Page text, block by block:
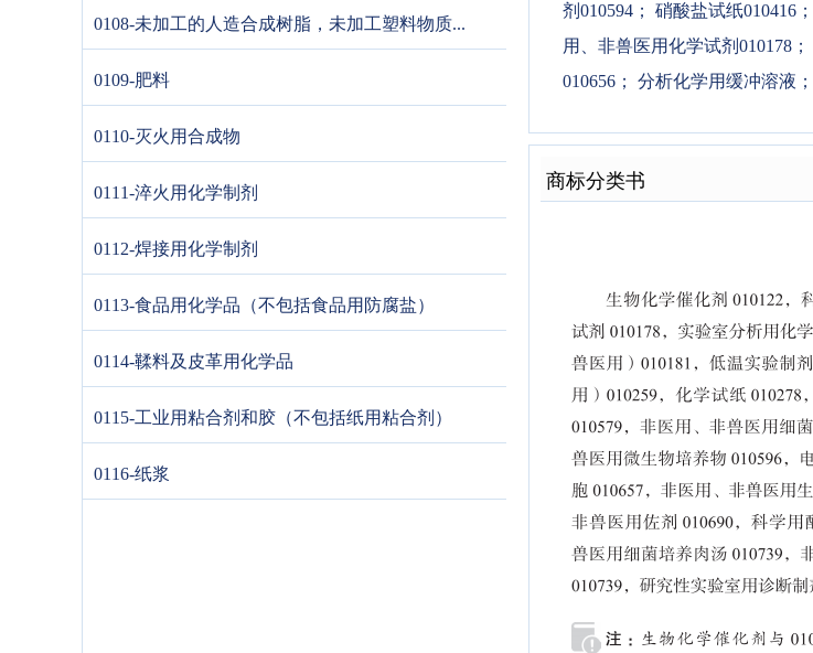
0108-未加工的人造合成树脂，未加工塑料物质...
0109-肥料
0110-灭火用合成物
0111-淬火用化学制剂
0112-焊接用化学制剂
0113-食品用化学品（不包括食品用防腐盐）
0114-鞣料及皮革用化学品
0115-工业用粘合剂和胶（不包括纸用粘合剂）
0116-纸浆
剂010594 ； 硝酸盐试纸010416 ；
用、非兽医用化学试剂010178 ；
010656 ； 分析化学用缓冲溶液 ；
商标分类书